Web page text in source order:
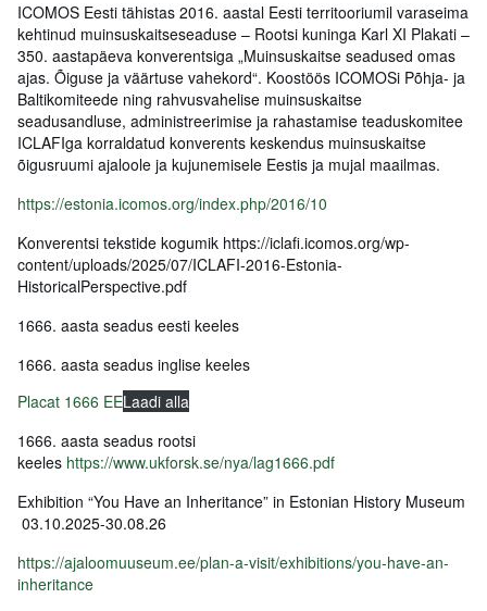
ICOMOS Eesti tähistas 2016. aastal Eesti territooriumil varaseima
kehtinud muinsuskaitseseaduse – Rootsi kuninga Karl XI Plakati –
350. aastapäeva konverentsiga „Muinsuskaitse seadused omas
ajas. Õiguse ja väärtuse vahekord“. Koostöös ICOMOSi Põhja- ja
Baltikomiteede ning rahvusvahelise muinsuskaitse
seadusandluse, administreerimise ja rahastamise teaduskomitee
ICLAFIga korraldatud konverents keskendus muinsuskaitse
õigusruumi ajaloole ja kujunemisele Eestis ja mujal maailmas.
https://estonia.icomos.org/index.php/2016/10
Konverentsi tekstide kogumik https://iclafi.icomos.org/wp-
content/uploads/2025/07/ICLAFI-2016-Estonia-
HistoricalPerspective.pdf
1666. aasta seadus eesti keeles
1666. aasta seadus inglise keeles
Placat 1666 EELaadi alla
1666. aasta seadus rootsi
keeles https://www.ukforsk.se/nya/lag1666.pdf
Exhibition “You Have an Inheritance” in Estonian History Museum
03.10.2025-30.08.26
https://ajaloomuuseum.ee/plan-a-visit/exhibitions/you-have-an-
inheritance